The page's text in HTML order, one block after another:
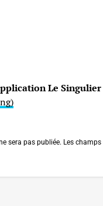
Le Singulier
sera pas publiée. Les